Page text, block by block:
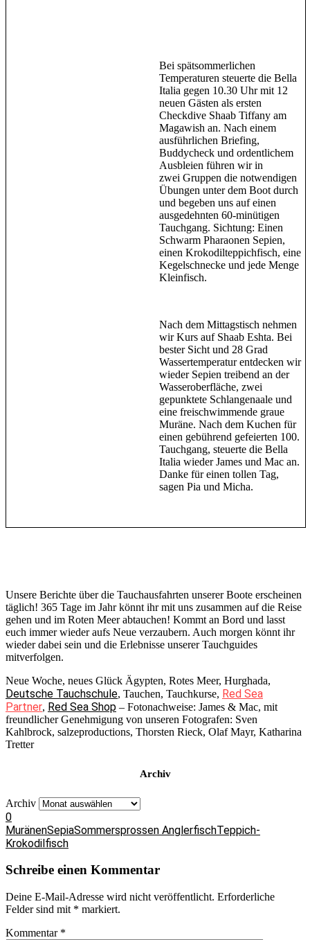
Bei spätsommerlichen
Temperaturen steuerte die Bella
Italia gegen 10.30 Uhr mit 12
neuen Gästen als ersten
Checkdive Shaab Tiffany am
Magawish an. Nach einem
ausführlichen Briefing,
Buddycheck und ordentlichem
Ausbleien führen wir in
zwei Gruppen die notwendigen
Übungen unter dem Boot durch
und begeben uns auf einen
ausgedehnten 60-minütigen
Tauchgang. Sichtung: Einen
Schwarm Pharaonen Sepien,
einen Krokodilteppichfisch, eine
Kegelschnecke und jede Menge
Kleinfisch.
Nach dem Mittagstisch nehmen
wir Kurs auf Shaab Eshta. Bei
bester Sicht und 28 Grad
Wassertemperatur entdecken wir
wieder Sepien treibend an der
Wasseroberfläche, zwei
gepunktete Schlangenaale und
eine freischwimmende graue
Muräne. Nach dem Kuchen für
einen gebührend gefeierten 100.
Tauchgang, steuerte die Bella
Italia wieder James und Mac an.
Danke für einen tollen Tag,
sagen Pia und Micha.
Unsere Berichte über die Tauchausfahrten unserer Boote erscheinen
täglich! 365 Tage im Jahr könnt ihr mit uns zusammen auf die Reise
gehen und im Roten Meer abtauchen! Kommt an Bord und lasst
euch immer wieder aufs Neue verzaubern. Auch morgen könnt ihr
wieder dabei sein und die Erlebnisse unserer Tauchguides
mitverfolgen.
Neue Woche, neues Glück Ägypten, Rotes Meer, Hurghada,
Deutsche Tauchschule, Tauchen, Tauchkurse, Red Sea
Partner, Red Sea Shop – Fotonachweise: James & Mac, mit
freundlicher Genehmigung von unseren Fotografen: Sven
Kahlbrock, salzeproductions, Thorsten Rieck, Olaf Mayr, Katharina
Tretter
Archiv
Archiv
0
MuränenSepiaSommersprossen AnglerfischTeppich-
Krokodilfisch
Schreibe einen Kommentar
Deine E-Mail-Adresse wird nicht veröffentlicht. Erforderliche
Felder sind mit * markiert.
Kommentar *